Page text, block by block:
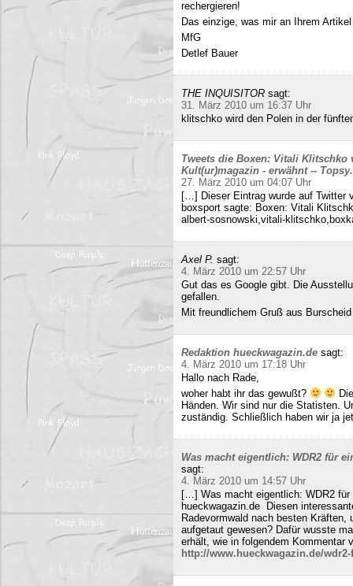
rechergieren!
Das einzige, was mir an Ihrem
MfG
Detlef Bauer
THE INQUISITOR sagt:
31. März 2010 um 16:37 Uhr
klitschko wird den Polen in der
Tweets die Boxen: Vitali Klitschko
Kult(ur)magazin - erwähnt --
27. März 2010 um 04:07 Uhr
[…] Dieser Eintrag wurde auf Twitter
boxsport sagte: Boxen: Vitali
albert-sosnowski,vitali-
Axel P. sagt:
4. März 2010 um 22:57 Uhr
Gut das es Google gibt. Die
gefallen.
Mit freundlichem Gruß aus Burscheid
Redaktion hueckwagazin.de sagt:
4. März 2010 um 17:18 Uhr
Hallo nach Rade,
woher habt ihr das gewußt?
Händen. Wir sind nur die Statisten.
zuständig. Schließlich haben wir ja
Was macht eigentlich: WDR2 für
sagt:
4. März 2010 um 14:57 Uhr
[…] Was macht eigentlich: WDR2
hueckwagazin.de Diesen
Radevormwald nach besten
aufgetaut gewesen? Dafür wusste
erhält, wie in folgendem Kommentar
http://www.hueckwagazin.de/